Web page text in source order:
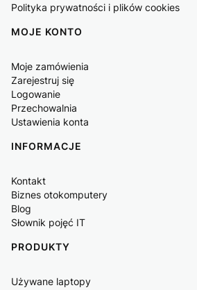
Polityka prywatności i plików cookies
MOJE KONTO
Moje zamówienia
Zarejestruj się
Logowanie
Przechowalnia
Ustawienia konta
INFORMACJE
Kontakt
Biznes otokomputery
Blog
Słownik pojęć IT
PRODUKTY
Używane laptopy